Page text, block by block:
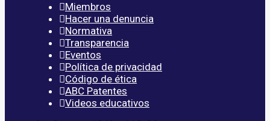
Miembros
Hacer una denuncia
Normativa
Transparencia
Eventos
Política de privacidad
Código de ética
ABC Patentes
Videos educativos